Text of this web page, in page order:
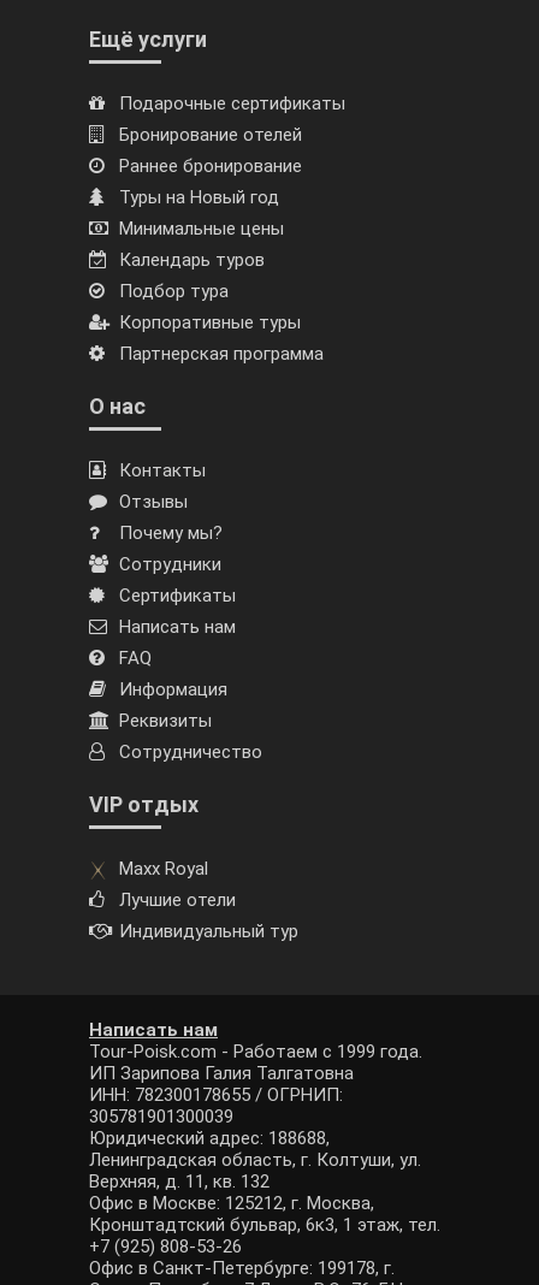
Ещё услуги
Подарочные сертификаты
Бронирование отелей
Раннее бронирование
Туры на Новый год
Минимальные цены
Календарь туров
Подбор тура
Корпоративные туры
Партнерская программа
О нас
Контакты
Отзывы
Почему мы?
Сотрудники
Сертификаты
Написать нам
FAQ
Информация
Реквизиты
Сотрудничество
VIP отдых
Maxx Royal
Лучшие отели
Индивидуальный тур
Написать нам
Tour-Poisk.com - Работаем с 1999 года.
ИП Зарипова Галия Талгатовна
ИНН: 782300178655 / ОГРНИП:
305781901300039
Юридический адрес: 188688,
Ленинградская область, г. Колтуши, ул.
Верхняя, д. 11, кв. 132
Офис в Москве: 125212, г. Москва,
Кронштадтский бульвар, 6к3, 1 этаж, тел.
+7 (925) 808-53-26
Офис в Санкт-Петербурге: 199178, г.